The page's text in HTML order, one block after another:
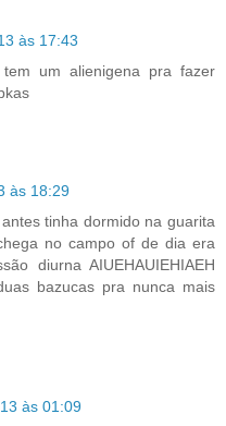
às 17:43
um alienigena pra fazer
às 18:29
tinha dormido na guarita
no campo of de dia era
diurna AIUEHAUIEHIAEH
bazucas pra nunca mais
às 01:09